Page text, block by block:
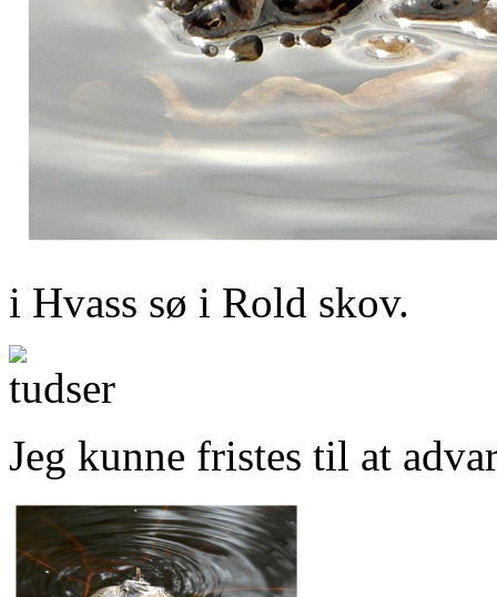
i Hvass sø i Rold skov.
Jeg kunne fristes til at